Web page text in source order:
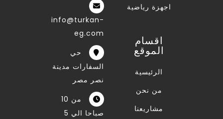
info@turkan-
eg.com
حي
السفارات مدينة
نصر مصر
من 10
صباحا الي 5
اجهزة رياضية
اقسام
الموقع
الرئيسية
من نحن
مشاريعنا